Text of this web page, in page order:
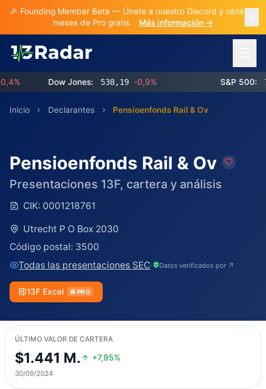
🎉 Founding Member Beta — Únete a nuestro Discord y obtén 3
meses de Pro gratis.
Más información →
Dow Jones: 538,19 -0,9% S&P 500:
Inicio Declarantes Pensioenfonds Rail & Ov
Pensioenfonds Rail & Ov
Presentaciones 13F, cartera y análisis
CIK: 0001218761
Utrecht P O Box 2030
Código postal: 3500
Todas las presentaciones SEC· Datos verificados por ↗
13F Excel PRO
ÚLTIMO VALOR DE CARTERA
$1.441 M. +7,95%
30/09/2024